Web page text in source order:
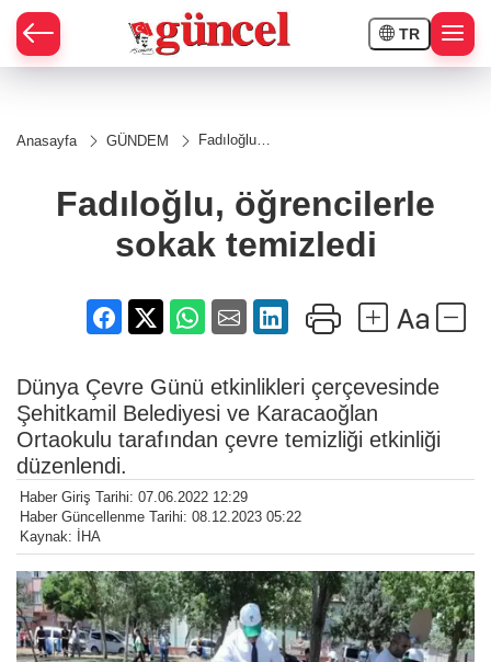
TR
Anasayfa GÜNDEM
Fadıloğlu,
temizledi
Fadıloğlu, öğrencilerle
sokak temizledi
Dünya Çevre Günü etkinlikleri çerçevesinde
Şehitkamil Belediyesi ve Karacaoğlan
Ortaokulu tarafından çevre temizliği etkinliği
düzenlendi.
Haber Giriş Tarihi: 07.06.2022 12:29
Haber Güncellenme Tarihi: 08.12.2023 05:22
Kaynak: İHA